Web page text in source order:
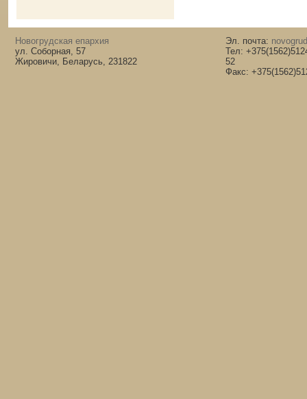
Новогрудская епархия
ул. Соборная, 57
Жировичи, Беларусь, 231822
Эл. почта:
Тел:
52
Факс: